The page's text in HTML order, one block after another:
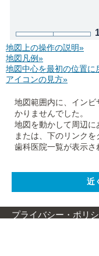
地図上の操作の説明»
地図凡例»
地図中心を最初の位置に
アイコンの見方»
地図範囲内に、イン
かりませんでした。
地図を動かして周辺に
または、下のリンク
歯科医院一覧が表示さ
プライバシー・ポリ